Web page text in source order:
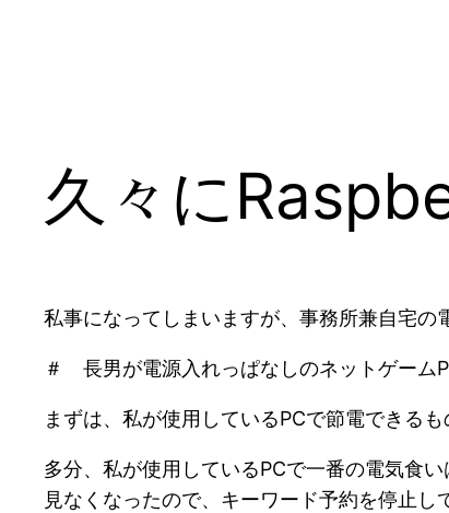
久々に
私事になってしまいますが、事務所兼自宅の
＃ 長男が電源入れっぱなしのネットゲーム
まずは、私が使用しているPCで節電できるも
多分、私が使用しているPCで一番の電気食
見なくなったので、キーワード予約を停止